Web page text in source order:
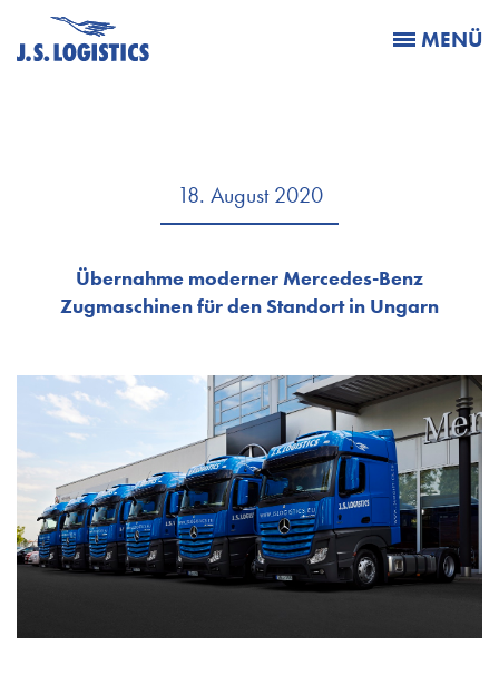
MENÜ
18. August 2020
Übernahme moderner Mercedes-Benz
Zugmaschinen für den Standort in Ungarn